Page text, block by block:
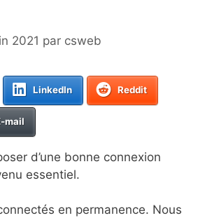
2021 par csweb
LinkedIn Reddit
mail
d’une bonne connexion
essentiel.
en permanence. Nous